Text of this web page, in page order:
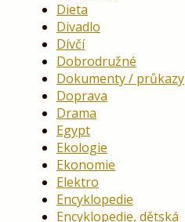
Dieta
Divadlo
Dívčí
Dobrodružné
Dokumenty / průkazy
Doprava
Drama
Egypt
Ekologie
Ekonomie
Elektro
Encyklopedie
Encyklopedie, dětská